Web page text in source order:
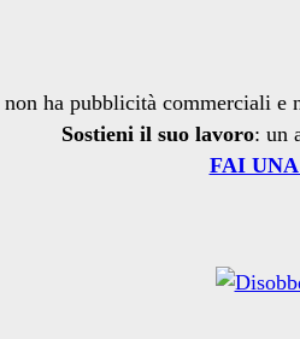
non ha pubblicità commerciali e
Sostieni il suo lavoro: un
FAI